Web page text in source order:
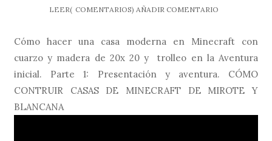
LEER( COMENTARIOS) AÑADIR COMENTARIO
Cómo hacer una casa moderna en Minecraft con
cuarzo y madera de 20x 20 y trolleo en la Aventura
inicial. Parte 1: Presentación y aventura. CÓMO
CONTRUIR CASAS DE MINECRAFT DE MIROTE Y
BLANCANA